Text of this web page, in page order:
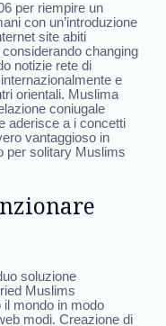
per riempire un
con un’introduzione
site abiti
changing
notizie rete di
e
orientali. Muslima
coniugale
aderisce a i concetti
vantaggioso in
per solitary Muslims
soluzione
Muslims
mondo in modo
modi. Creazione di